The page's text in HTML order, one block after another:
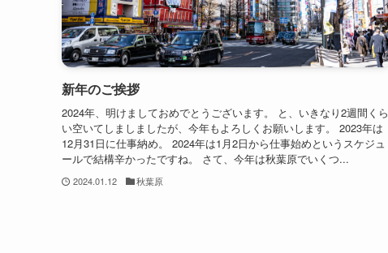
新年のご挨拶
2024年、明けましておめでとうございます。 と、いきなり2週間くら
い空いてしましましたが、今年もよろしくお願いします。 2023年は
12月31日に仕事納め。 2024年は1月2日から仕事始めというスケジュ
ールで結構辛かったですね。 さて、今年は秋葉原でいくつ...
2024.01.12 秋葉原